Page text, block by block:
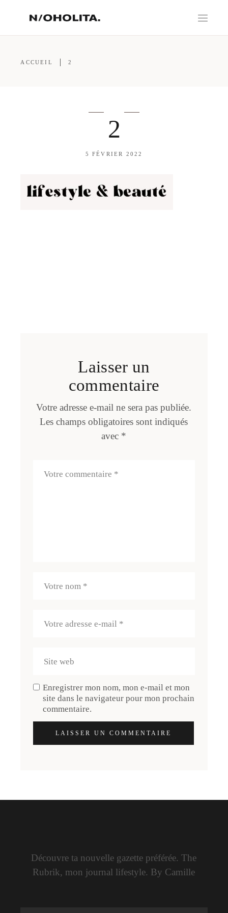
ACCUEIL 2
2
5 FÉVRIER 2022
Laisser un
commentaire
Votre adresse e-mail ne sera pas publiée.
Les champs obligatoires sont indiqués
avec *
Enregistrer mon nom, mon e-mail et mon
site dans le navigateur pour mon prochain
commentaire.
LAISSER UN COMMENTAIRE
Découvre ta nouvelle gazette préférée. The
Rubrik, mon journal lifestyle. By Camille